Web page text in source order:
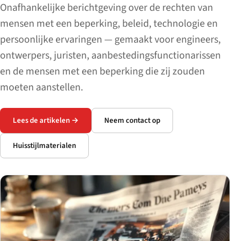
Onafhankelijke berichtgeving over de rechten van
mensen met een beperking, beleid, technologie en
persoonlijke ervaringen — gemaakt voor engineers,
ontwerpers, juristen, aanbestedingsfunctionarissen
en de mensen met een beperking die zij zouden
moeten aanstellen.
Lees de artikelen → Neem contact op
Huisstijlmaterialen